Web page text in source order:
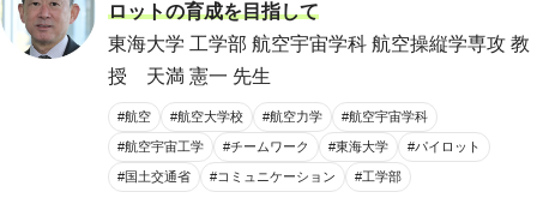
ロットの育成を目指して
東海大学 工学部 航空宇宙学科 航空操縦学専攻 教
授 天満 憲一 先生
#航空 #航空大学校 #航空力学 #航空宇宙学科
#航空宇宙工学 #チームワーク #東海大学 #パイロット
#国土交通省 #コミュニケーション #工学部